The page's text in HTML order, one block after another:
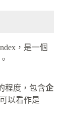
，是一個
程度，包含企
可以看作是